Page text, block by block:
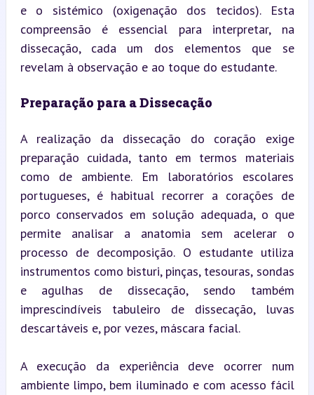
e o sistémico (oxigenação dos tecidos). Esta
compreensão é essencial para interpretar, na
dissecação, cada um dos elementos que se
revelam à observação e ao toque do estudante.
Preparação para a Dissecação
A realização da dissecação do coração exige
preparação cuidada, tanto em termos materiais
como de ambiente. Em laboratórios escolares
portugueses, é habitual recorrer a corações de
porco conservados em solução adequada, o que
permite analisar a anatomia sem acelerar o
processo de decomposição. O estudante utiliza
instrumentos como bisturi, pinças, tesouras, sondas
e agulhas de dissecação, sendo também
imprescindíveis tabuleiro de dissecação, luvas
descartáveis e, por vezes, máscara facial.
A execução da experiência deve ocorrer num
ambiente limpo, bem iluminado e com acesso fácil